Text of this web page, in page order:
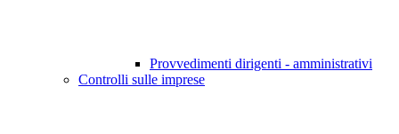
Provvedimenti dirigenti - amministrativi
Controlli sulle imprese